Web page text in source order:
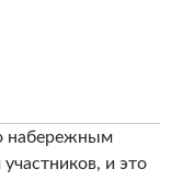
набережным
и это